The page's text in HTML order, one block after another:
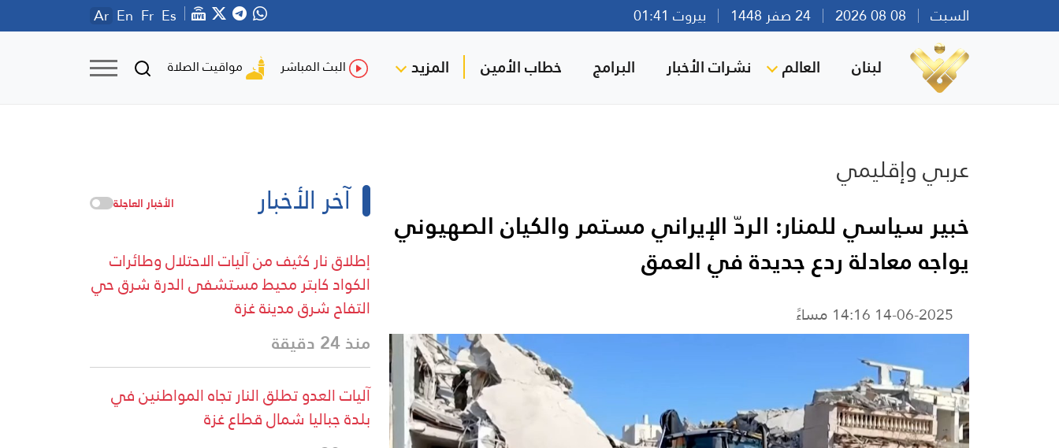
السبت بيروت 01:41 Ar En Fr Es
لبنان العالم نشرات الأخبار البرامج خطاب الأمين المزيد البث المباشر مواقيت الصلاة
عربي وإقليمي
خبير سياسي للمنار: الردّ الإيراني مستمر والكيان الصهيوني
يواجه معادلة ردع جديدة في العمق
14-06-2025 14:16 مساءً
آخر الأخبار الأخبار العاجلة
إطلاق نار كثيف من آليات الاحتلال وطائرات
الكواد كابتر محيط مستشفى الدرة شرق حي
التفاح شرق مدينة غزة
منذ 24 دقيقة
آليات العدو تطلق النار تجاه المواطنين في
بلدة جباليا شمال قطاع غزة